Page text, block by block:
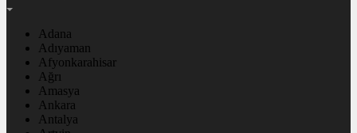
Adana
Adıyaman
Afyonkarahisar
Ağrı
Amasya
Ankara
Antalya